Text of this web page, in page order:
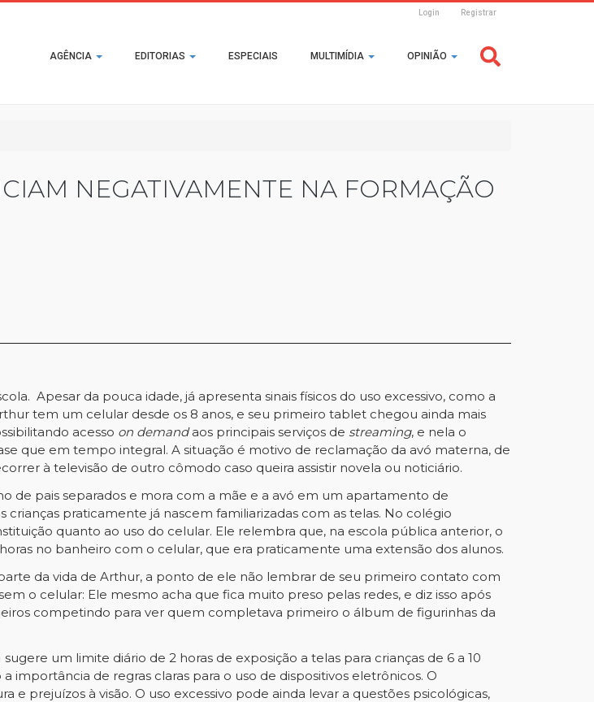
Login Registrar
Main
navigation
AGÊNCIA EDITORIAS ESPECIAIS MULTIMÍDIA OPINIÃO
NEGATIVAMENTE NA FORMAÇÃO
Apesar da pouca idade, já apresenta sinais físicos do uso excessivo, como a
tem um celular desde os 8 anos, e seu primeiro tablet chegou ainda mais
acesso on demandaos principais serviços de streaming, e nela o
que em tempo integral. A situação é motivo de reclamação da avó materna, de
à televisão de outro cômodo caso queira assistir novela ou noticiário.
de pais separados e mora com a mãe e a avó em um apartamento de
praticamente já nascem familiarizadas com as telas. No colégio
quanto ao uso do celular. Ele relembra que, na escola pública anterior, o
no banheiro com o celular, que era praticamente uma extensão dos alunos.
da vida de Arthur, a ponto de ele não lembrar de seu primeiro contato com
o celular: Ele mesmo acha que fica muito preso pelas redes, e diz isso após
competindo para ver quem completava primeiro o álbum de figurinhas da
um limite diário de 2 horas de exposição a telas para crianças de 6 a 10
importância de regras claras para o uso de dispositivos eletrônicos. O
prejuízos à visão. O uso excessivo pode ainda levar a questões psicológicas,